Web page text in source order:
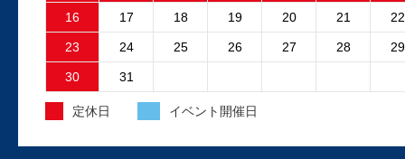
故障原因はファンコントロ...
外装工事中のお知らせ
昨日より、工場の外装工事が始まっており
16 17 18 19 20 21 22
23 24 25 26 27 28 29
30 31
定休日 イベント開催日